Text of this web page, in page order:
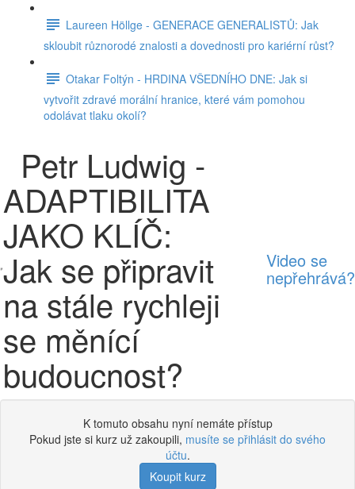
Laureen Höllge - GENERACE GENERALISTŮ: Jak
skloubit různorodé znalosti a dovednosti pro kariérní růst?
Otakar Foltýn - HRDINA VŠEDNÍHO DNE: Jak si
vytvořit zdravé morální hranice, které vám pomohou
odolávat tlaku okolí?
Petr Ludwig -
ADAPTIBILITA
JAKO KLÍČ:
Jak se připravit
na stále rychleji
se měnící
budoucnost?
Video se
nepřehrává?
K tomuto obsahu nyní nemáte přístup
Pokud jste si kurz už zakoupili, musíte se přihlásit do svého
účtu.
Koupit kurz